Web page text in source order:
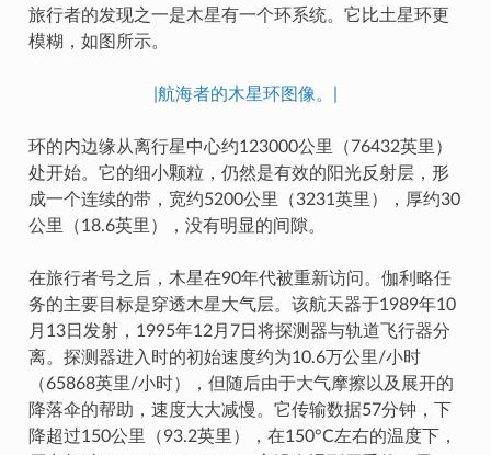
旅行者的发现之一是木星有一个环系统。它比土星环更
模糊，如图所示。
|航海者的木星环图像。|
环的内边缘从离行星中心约123000公里（76432英里）
处开始。它的细小颗粒，仍然是有效的阳光反射层，形
成一个连续的带，宽约5200公里（3231英里），厚约30
公里（18.6英里），没有明显的间隙。
在旅行者号之后，木星在90年代被重新访问。伽利略任
务的主要目标是穿透木星大气层。该航天器于1989年10
月13日发射，1995年12月7日将探测器与轨道飞行器分
离。探测器进入时的初始速度约为10.6万公里/小时
（65868英里/小时），但随后由于大气摩擦以及展开的
降落伞的帮助，速度大大减慢。它传输数据57分钟，下
降超过150公里（93.2英里），在150°C左右的温度下，